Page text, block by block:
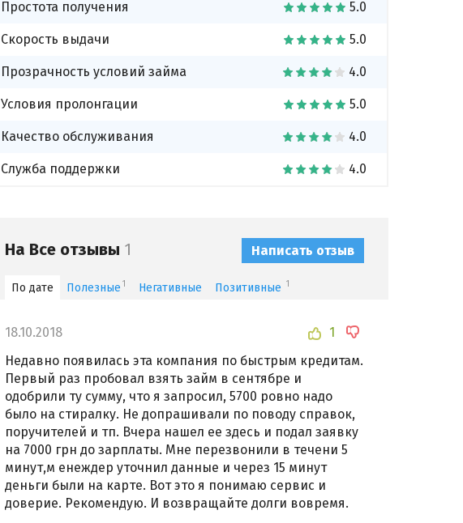
Простота получения
Скорость выдачи
Прозрачность условий займа
Условия пролонгации
Качество обслуживания
Служба поддержки
На Все отзывы 1 Написать отзыв
По дате Полезные 1 Негативные Позитивные 1
18.10.2018
1
Недавно появилась эта компания по быстрым кредитам.
Первый раз пробовал взять займ в сентябре и
одобрили ту сумму, что я запросил, 5700 ровно надо
было на стиралку. Не допрашивали по поводу справок,
поручителей и тп. Вчера нашел ее здесь и подал заявку
на 7000 грн до зарплаты. Мне перезвонили в течени 5
минут,м енеждер уточнил данные и через 15 минут
деньги были на карте. Вот это я понимаю сервис и
доверие. Рекомендую. И возвращайте долги вовремя.